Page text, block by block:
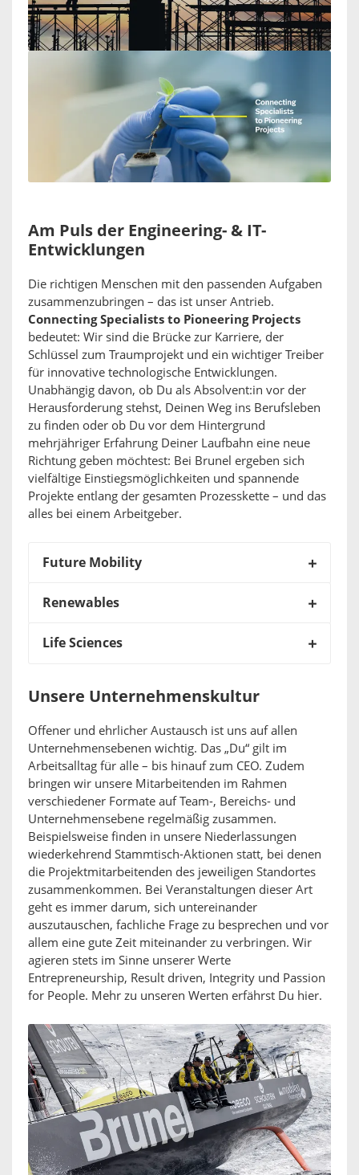
Am Puls der Engineering- & IT-
Entwicklungen
Die richtigen Menschen mit den passenden Aufgaben
zusammenzubringen – das ist unser Antrieb.
Connecting Specialists to Pioneering Projects
bedeutet: Wir sind die Brücke zur Karriere, der
Schlüssel zum Traumprojekt und ein wichtiger Treiber
für innovative technologische Entwicklungen.
Unabhängig davon, ob Du als Absolvent:in vor der
Herausforderung stehst, Deinen Weg ins Berufsleben
zu finden oder ob Du vor dem Hintergrund
mehrjähriger Erfahrung Deiner Laufbahn eine neue
Richtung geben möchtest: Bei Brunel ergeben sich
vielfältige Einstiegsmöglichkeiten und spannende
Projekte entlang der gesamten Prozesskette – und das
alles bei einem Arbeitgeber.
Future Mobility
Renewables
Life Sciences
Unsere Unternehmenskultur
Offener und ehrlicher Austausch ist uns auf allen
Unternehmensebenen wichtig. Das „Du“ gilt im
Arbeitsalltag für alle – bis hinauf zum CEO. Zudem
bringen wir unsere Mitarbeitenden im Rahmen
verschiedener Formate auf Team-, Bereichs- und
Unternehmensebene regelmäßig zusammen.
Beispielsweise finden in unsere Niederlassungen
wiederkehrend Stammtisch-Aktionen statt, bei denen
die Projektmitarbeitenden des jeweiligen Standortes
zusammenkommen. Bei Veranstaltungen dieser Art
geht es immer darum, sich untereinander
auszutauschen, fachliche Frage zu besprechen und vor
allem eine gute Zeit miteinander zu verbringen. Wir
agieren stets im Sinne unserer Werte
Entrepreneurship, Result driven, Integrity und Passion
for People. Mehr zu unseren Werten erfährst Du hier.